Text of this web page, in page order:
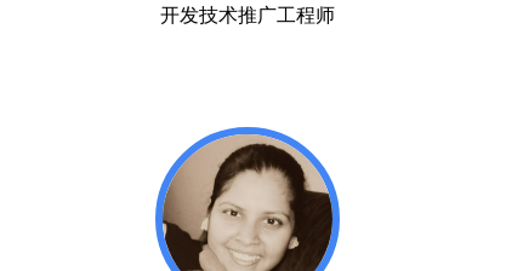
开发技术推广工程师